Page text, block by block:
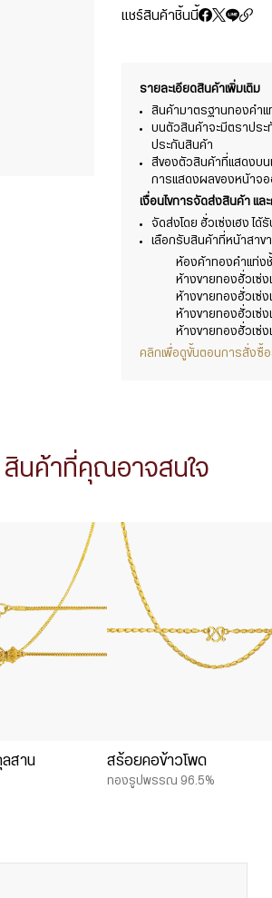
แชร์สินค้าชิ้นนี้
รายละเอียดสินค้าเพิ่มเติม
สินค้ามาตรฐานทองคำ
บนตัวสินค้าจะมีตราประ
ประกันสินค้า
สีของตัวสินค้าที่แสดงบน
การแสดงผลของหน้าจ
เงื่อนไขการจัดส่งสินค้า แ
จัดส่งโดย ฮั่วเซ่งเฮง ได้
เลือกรับสินค้าที่หน้าสาข
ห้องค้าทองคำแท่งชั้
ห้างขายทองฮั่วเซ่ง
ห้างขายทองฮั่วเซ่ง
ห้างขายทองฮั่วเซ่
ห้างขายทองฮั่วเซ่
คลิกเพื่อดูขั้นตอนการสั่งซื้
สินค้าที่คุณอาจสนใจ
สาน สร้อยคอข้าวโพด
ทองรูปพรรณ 96.5%